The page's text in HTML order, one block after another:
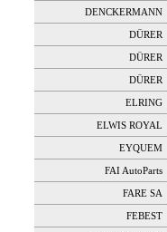
DENCKERMANN
DÜRER
DÜRER
DÜRER
ELRING
ELWIS ROYAL
EYQUEM
FAI AutoParts
FARE SA
FEBEST